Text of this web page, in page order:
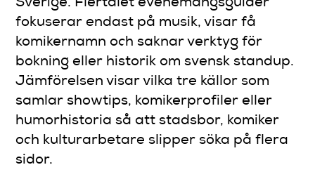
Sverige. Flertalet evenemangsguider
fokuserar endast på musik, visar få
komikernamn och saknar verktyg för
bokning eller historik om svensk standup.
Jämförelsen visar vilka tre källor som
samlar showtips, komikerprofiler eller
humorhistoria så att stadsbor, komiker
och kulturarbetare slipper söka på flera
sidor.